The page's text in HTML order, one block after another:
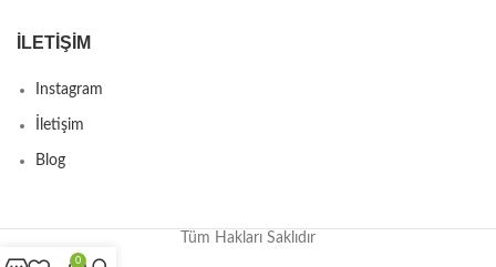
İLETIŞIM
Instagram
İletişim
Blog
Tüm Hakları Saklıdır
0